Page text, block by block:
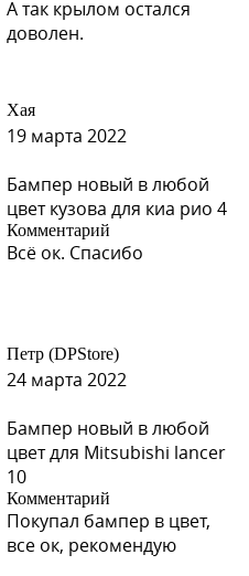
B02 - TAIFUN (Тайфун) (СОЛИД)
B02 - TAIFUN (Тайфун) (СОЛИД)
B02 - TAIFUN (Тайфун) (СОЛИД)
B02 - TAIFUN (Тайфун) (СОЛИД)
А так крылом остался
доволен.
Хая
19 марта 2022
Бампер новый в любой
цвет кузова для киа рио 4
Комментарий
Всё ок. Спасибо
Петр (DPStore)
24 марта 2022
Бампер новый в любой
цвет для Mitsubishi lancer
10
Комментарий
Покупал бампер в цвет,
все ок, рекомендую